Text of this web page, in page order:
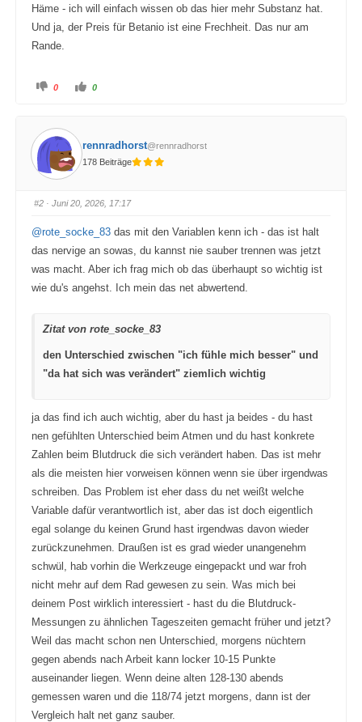
Häme - ich will einfach wissen ob das hier mehr Substanz hat.
Und ja, der Preis für Betanio ist eine Frechheit. Das nur am
Rande.
A
c
k
e
n
f
ü
r
u
e
n
a
h
n
.
0
A
e
f
a
u
n
a
h
b
0
rennradhorst@rennradhorst
178 Beiträge
#2· Juni 20, 2026, 17:17
@rote_socke_83das mit den Variablen kenn ich - das ist halt
das nervige an sowas, du kannst nie sauber trennen was jetzt
was macht. Aber ich frag mich ob das überhaupt so wichtig ist
wie du's angehst. Ich mein das net abwertend.
Zitat von rote_socke_83
den Unterschied zwischen "ich fühle mich besser" und
"da hat sich was verändert" ziemlich wichtig
ja das find ich auch wichtig, aber du hast ja beides - du hast
nen gefühlten Unterschied beim Atmen und du hast konkrete
Zahlen beim Blutdruck die sich verändert haben. Das ist mehr
als die meisten hier vorweisen können wenn sie über irgendwas
schreiben. Das Problem ist eher dass du net weißt welche
Variable dafür verantwortlich ist, aber das ist doch eigentlich
egal solange du keinen Grund hast irgendwas davon wieder
zurückzunehmen. Draußen ist es grad wieder unangenehm
schwül, hab vorhin die Werkzeuge eingepackt und war froh
nicht mehr auf dem Rad gewesen zu sein. Was mich bei
deinem Post wirklich interessiert - hast du die Blutdruck-
Messungen zu ähnlichen Tageszeiten gemacht früher und jetzt?
Weil das macht schon nen Unterschied, morgens nüchtern
gegen abends nach Arbeit kann locker 10-15 Punkte
auseinander liegen. Wenn deine alten 128-130 abends
gemessen waren und die 118/74 jetzt morgens, dann ist der
Vergleich halt net ganz sauber.